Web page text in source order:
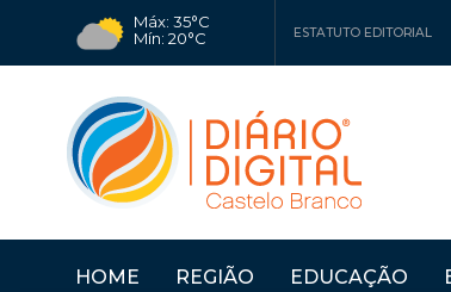
Máx: 35°C
Mín: 20°C
ESTATUTO EDITORIAL
HOME REGIÃO EDUCAÇÃO